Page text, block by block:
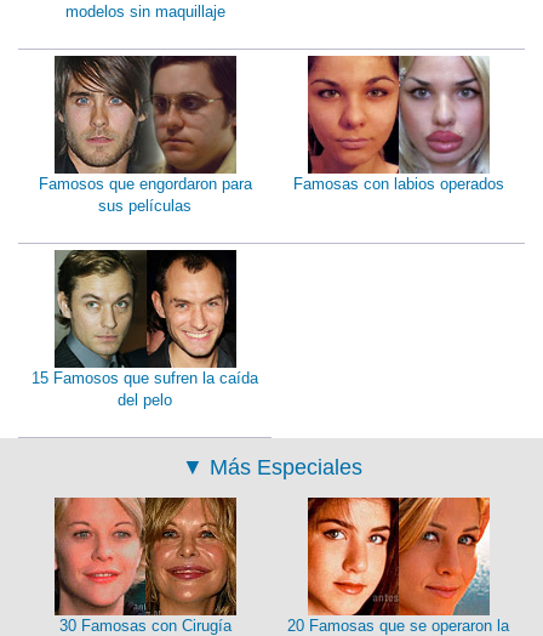
modelos sin maquillaje
Famosos que engordaron para
sus películas
Famosas con labios operados
15 Famosos que sufren la caída
del pelo
▼ Más Especiales
30 Famosas con Cirugía
20 Famosas que se operaron la